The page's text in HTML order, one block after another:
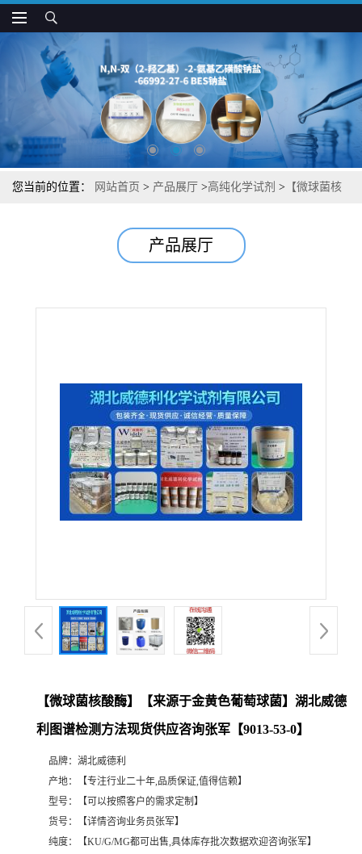
您当前的位置： 网站首页 > 产品展厅 >高纯化学试剂 > 【微球菌核
应咨询张军【9013-53-0】 产品展厅
【微球菌核酸酶】【来源于金黄色葡萄球菌】湖北威德
利图谱检测方法现货供应咨询张军【9013-53-0】
品牌： 湖北威德利
产地：
【专注行业二十年,品质保证,值得信赖】
型号：
【可以按照客户的需求定制】
货号：
【详情咨询业务员张军】
纯度：
【KU/G/MG都可出售,具体库存批次数据欢迎咨询张军】